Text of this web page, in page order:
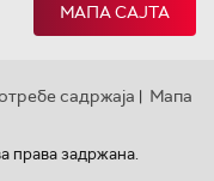
МАПА САЈТА
садржаја | Мапа
права задржана.